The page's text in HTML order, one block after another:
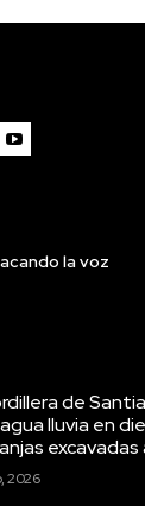
la voz
de
lluvia en
excavadas
2026